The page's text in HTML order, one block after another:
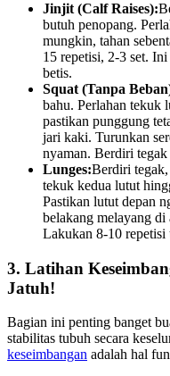
Jinjit (Calf Raises):
butuh penopang.
mungkin, tahan
15 repetisi, 2-3 set.
betis.
Squat (Tanpa
bahu. Perlahan tekuk
pastikan punggung
jari kaki. Turunkan
nyaman. Berdiri
Lunges:Berdiri
tekuk kedua lutut
Pastikan lutut depan
belakang melayang
Lakukan 8-10 repetisi
3. Latihan
Jatuh!
Bagian ini penting banget
stabilitas tubuh secara
keseimbangan adalah hal